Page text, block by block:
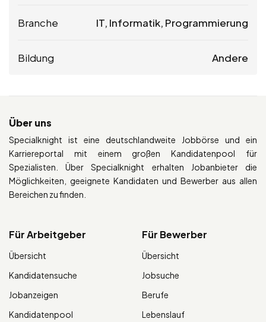
Branche IT, Informatik, Programmierung
Bildung Andere
Über uns
Specialknight ist eine deutschlandweite Jobbörse und ein
Karriereportal mit einem großen Kandidatenpool für
Spezialisten. Über Specialknight erhalten Jobanbieter die
Möglichkeiten, geeignete Kandidaten und Bewerber aus allen
Bereichen zu finden.
Für Arbeitgeber
Übersicht
Kandidatensuche
Jobanzeigen
Kandidatenpool
Für Bewerber
Übersicht
Jobsuche
Berufe
Lebenslauf